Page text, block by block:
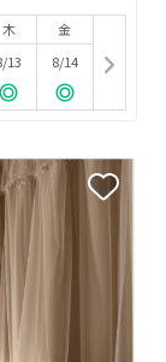
木
13
金
8/14